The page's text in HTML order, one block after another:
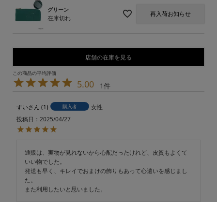
グリーン
在庫切れ
再入荷お知らせ
店舗の在庫を見る
5.00 1
すい 1 購入者
女性
投稿日
2025/04/27
通販は、実物が見れないから心配だったけれど、皮質もよくて
いい物でした。
発送も早く、キレイでおまけの飾りもあって心遣いを感じまし
た。
また利用したいと思いました。